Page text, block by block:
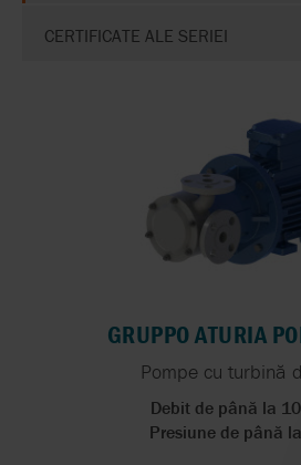
CERTIFICATE ALE SERIEI
GRUPPO ATURIA
Pompe cu turbină
Debit de până la
Presiune de până